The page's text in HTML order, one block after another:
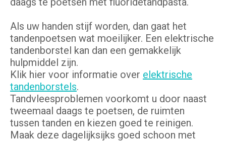
Als uw handen stijf worden, dan gaat het
tandenpoetsen wat moeilijker. Een elektrische
tandenborstel kan dan een gemakkelijk
hulpmiddel zijn.
Klik hier voor informatie over elektrische
tandenborstels.
Tandvleesproblemen voorkomt u door naast
tweemaal daags te poetsen, de ruimten
tussen tanden en kiezen goed te reinigen.
Maak deze dagelijksijks goed schoon met